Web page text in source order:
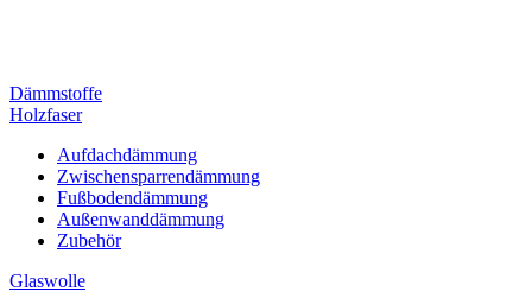
Dämmstoffe
Holzfaser
Aufdachdämmung
Zwischensparrendämmung
Fußbodendämmung
Außenwanddämmung
Zubehör
Glaswolle